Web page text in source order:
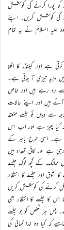
کو پورا کرنے کی کوشش
کی کوشش کریں۔ اپنے
السلام نے یہ تمام
ہے اور کیلنڈر کا اگلا
مزید تیزی آ جاتی ہے۔
سے رہ رہے ہیں اور خاص
ہیں اور اپنے حالات
سے وہاں تو جلسے منعقد
کیا چیز ہے اور اب اس
ہے۔ اسی طرح باہر کے
ہے اور کافی تعداد میں
ممالک کے کچھ لوگ جلسے
شوق اور جلسے کا انتظار
کرنے کی کوشش کریں
کا جلسے کا انتظار بھی
پس ہر شخص کو جو جلسے
کہ کیا وہ خدا تعالیٰ کی